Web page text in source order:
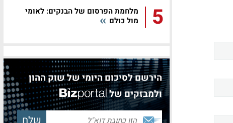
5
מלחמת הפרסום של הבנקים: לאומי
מול כולם
הירשם לסיכום היומי של שוק ההון
ולמבזקים של